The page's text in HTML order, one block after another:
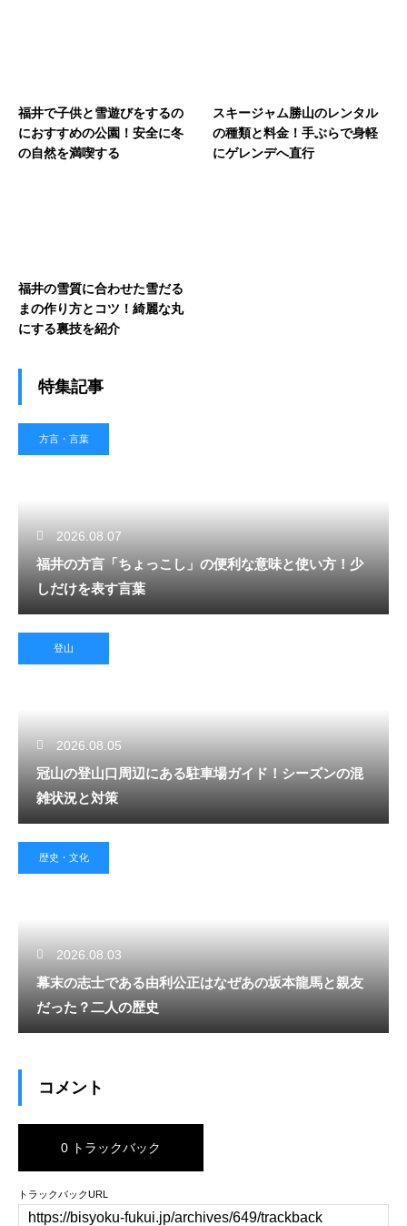
福井で子供と雪遊びをするの
におすすめの公園！安全に冬
の自然を満喫する
スキージャム勝山のレンタル
の種類と料金！手ぶらで身軽
にゲレンデへ直行
福井の雪質に合わせた雪だる
まの作り方とコツ！綺麗な丸
にする裏技を紹介
特集記事
方言・言葉
2026.08.07
福井の方言「ちょっこし」の便利な意味と使い方！少
しだけを表す言葉
登山
2026.08.05
冠山の登山口周辺にある駐車場ガイド！シーズンの混
雑状況と対策
歴史・文化
2026.08.03
幕末の志士である由利公正はなぜあの坂本龍馬と親友
だった？二人の歴史
コメント
0 トラックバック
トラックバックURL